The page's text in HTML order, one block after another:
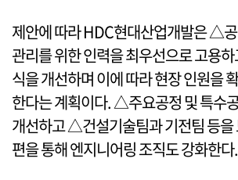
제안에 따라 HDC현대산업개발은 △
관리를 위한 인력을 최우선으로 고용
식을 개선하며 이에 따라 현장 인원을
한다는 계획이다. △주요공정 및 특수
개선하고 △건설기술팀과 기전팀 등을
편을 통해 엔지니어링 조직도 강화한다.